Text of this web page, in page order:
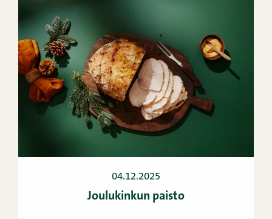
04.12.2025
Joulukinkun paisto